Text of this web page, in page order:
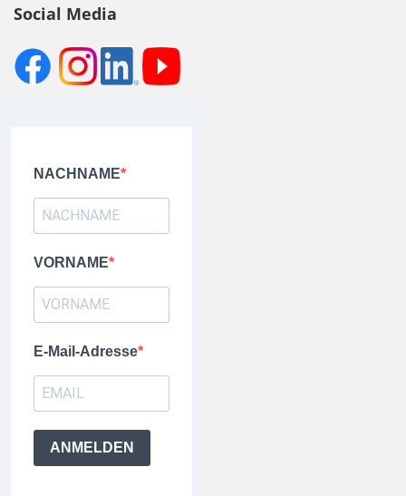
Social Media
NACHNAME
VORNAME
E-Mail-Adresse
ANMELDEN